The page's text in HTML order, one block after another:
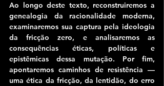
Ao longo deste texto, reconstruiremos a
genealogia da racionalidade moderna,
examinaremos sua captura pela ideologia
da fricção zero, e analisaremos as
consequências éticas, políticas e
epistêmicas dessa mutação. Por fim,
apontaremos caminhos de resistência —
uma ética da fricção, da lentidão, do erro